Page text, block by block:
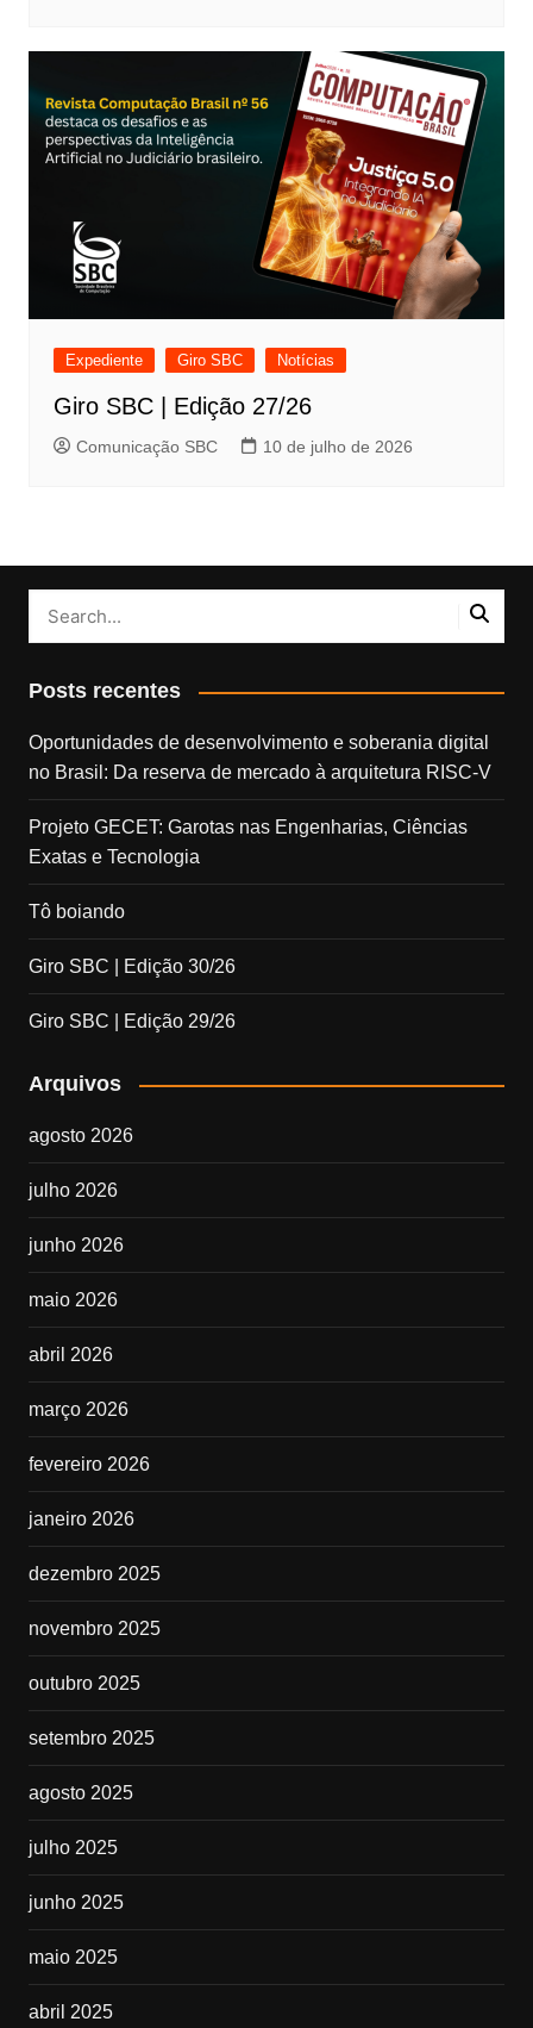
Expediente Giro SBC Notícias
Giro SBC | Edição 27/26
Comunicação SBC 10 de julho de 2026
Posts recentes
Oportunidades de desenvolvimento e soberania digital
no Brasil: Da reserva de mercado à arquitetura RISC-V
Projeto GECET: Garotas nas Engenharias, Ciências
Exatas e Tecnologia
Tô boiando
Giro SBC | Edição 30/26
Giro SBC | Edição 29/26
Arquivos
agosto 2026
julho 2026
junho 2026
maio 2026
abril 2026
março 2026
fevereiro 2026
janeiro 2026
dezembro 2025
novembro 2025
outubro 2025
setembro 2025
agosto 2025
julho 2025
junho 2025
maio 2025
abril 2025